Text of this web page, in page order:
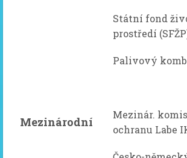
Státní fond
prostředí
Palivový
Mezinárodní
Mezinár.
ochranu Labe